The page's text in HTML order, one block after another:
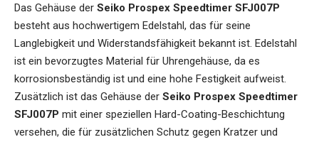
Das Gehäuse der Seiko Prospex Speedtimer SFJ007P
besteht aus hochwertigem Edelstahl, das für seine
Langlebigkeit und Widerstandsfähigkeit bekannt ist. Edelstahl
ist ein bevorzugtes Material für Uhrengehäuse, da es
korrosionsbeständig ist und eine hohe Festigkeit aufweist.
Zusätzlich ist das Gehäuse der Seiko Prospex Speedtimer
SFJ007P mit einer speziellen Hard-Coating-Beschichtung
versehen, die für zusätzlichen Schutz gegen Kratzer und